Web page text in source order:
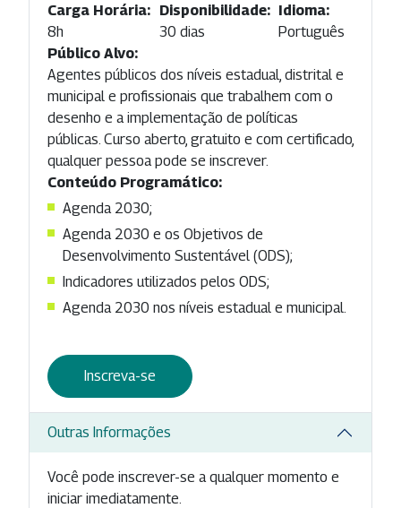
Carga Horária:
8h
Disponibilidade:
30 dias
Idioma:
Português
Público Alvo:
Agentes públicos dos níveis estadual, distrital e
municipal e profissionais que trabalhem com o
desenho e a implementação de políticas
públicas. Curso aberto, gratuito e com certificado,
qualquer pessoa pode se inscrever.
Conteúdo Programático:
Agenda 2030;
Agenda 2030 e os Objetivos de
Desenvolvimento Sustentável (ODS);
Indicadores utilizados pelos ODS;
Agenda 2030 nos níveis estadual e municipal.
Inscreva-se
Outras Informações
Você pode inscrever-se a qualquer momento e
iniciar imediatamente.